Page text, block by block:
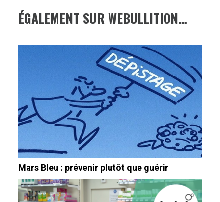
ÉGALEMENT SUR WEBULLITION…
Mars Bleu : prévenir plutôt que guérir